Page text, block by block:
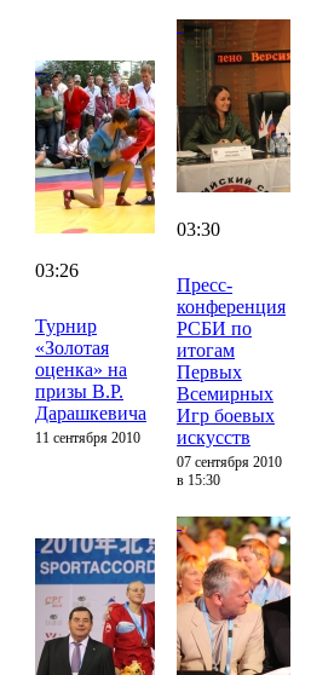
03:26
Турнир
«Золотая
оценка» на
призы В.Р.
Дарашкевича
11 сентября 2010
03:30
Пресс-
конференция
РСБИ по
итогам
Первых
Всемирных
Игр боевых
искусств
07 сентября 2010
в 15:30